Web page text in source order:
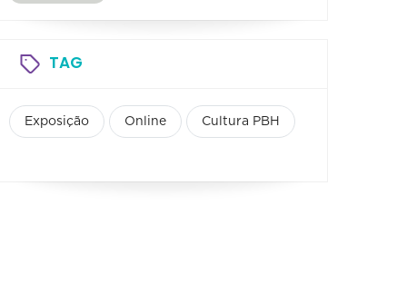
TAG
Exposição Online Cultura PBH